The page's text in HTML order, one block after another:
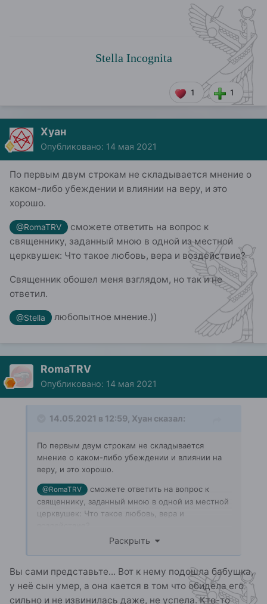
1 1
Stella Incognita
Хуан
Опубликовано: 14 мая 2021
По первым двум строкам не складывается мнение о
каком-либо убеждении и влиянии на веру, и это
хорошо.
@RomaTRV
сможете ответить на вопрос к
священнику, заданный мною в одной из местной
церквушек: Что такое любовь, вера и воздействие?
Священник обошел меня взглядом, но так и не
ответил.
@Stella любопытное мнение.))
RomaTRV
Опубликовано: 14 мая 2021
14.05.2021 в 12:59, Хуан сказал:
По первым двум строкам не складывается
мнение о каком-либо убеждении и влиянии на
веру, и это хорошо.
@RomaTRV
сможете ответить на вопрос к
священнику, заданный мною в одной из местной
церквушек: Что такое любовь, вера и
Священник обошел меня взглядом, но так и не
ответил.
Раскрыть
Вы сами представьте... Вот к нему подошла бабушка,
у неё сын умер, а она кается в том что обидела его
сильно и не извинилась даже, не успела. Кто-то